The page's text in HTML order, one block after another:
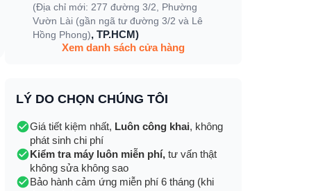
(Địa chỉ mới: 277 đường 3/2, Phường
Vườn Lài (gần ngã tư đường 3/2 và Lê
Hồng Phong), TP.HCM)
Xem danh sách cửa hàng
LÝ DO CHỌN CHÚNG TÔI
Giá tiết kiệm nhất, Luôn công khai, không
phát sinh chi phí
Kiểm tra máy luôn miễn phí, tư vấn thật
không sửa không sao
Bảo hành cảm ứng miễn phí 6 tháng (khi